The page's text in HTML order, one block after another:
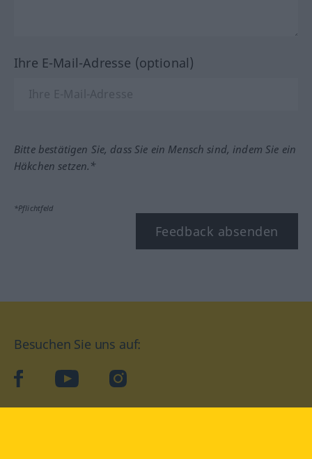
Ihre E-Mail-Adresse (optional)
Bitte bestätigen Sie, dass Sie ein Mensch sind, indem Sie ein
Häkchen setzen.*
*Pflichtfeld
Feedback absenden
Besuchen Sie uns auf:
facebookYouTube Instagram